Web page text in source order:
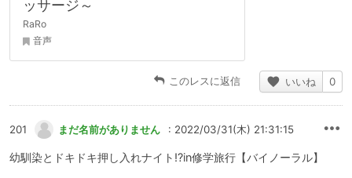
ッサージ～
RaRo
音声
このレスに返信 いいね 0
201 まだ名前がありません : 2022/03/31(木) 21:31:15
幼馴染とドキドキ押し入れナイト!?in修学旅行【バイノーラル】